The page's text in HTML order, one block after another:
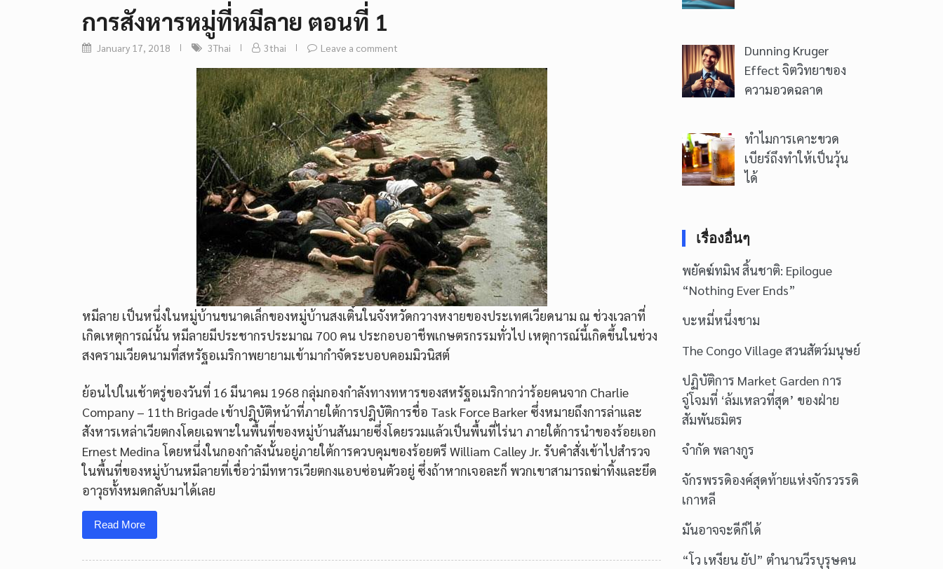
การสังหารหมู่ที่หมีลาย ตอนที่ 1
January 17, 2018 3Thai 3thai Leave a comment
หมีลาย เป็นหนึ่งในหมู่บ้านขนาดเล็กของหมู่บ้านสงเติ๋นในจังหวัดกวางหงายของประเทศเวียดนาม ณ ช่วงเวลาที่
เกิดเหตุการณ์นั้น หมีลายมีประชากรประมาณ 700 คน ประกอบอาชีพเกษตรกรรมทั่วไป เหตุการณ์นี้เกิดขึ้นในช่วง
สงครามเวียดนามที่สหรัฐอเมริกาพยายามเข้ามากำจัดระบอบคอมมิวนิสต์
ย้อนไปในเช้าตรู่ของวันที่ 16 มีนาคม 1968 กลุ่มกองกำลังทางทหารของสหรัฐอเมริกากว่าร้อยคนจาก Charlie
Company – 11th Brigade เข้าปฎิบัติหน้าที่ภายใต้การปฎิบัติการชื่อ Task Force Barker ซึ่งหมายถึงการล่าและ
สังหารเหล่าเวียตกงโดยเฉพาะในพื้นที่ของหมู่บ้านสันมายซึ่งโดยรวมแล้วเป็นพื้นที่ไร่นา ภายใต้การนำของร้อยเอก
Ernest Medina โดยหนึ่งในกองกำลังนั้นอยู่ภายใต้การควบคุมของร้อยตรี William Calley Jr. รับคำสั่งเข้าไปสำรวจ
ในพื้นที่ของหมู่บ้านหมีลายที่เชื่อว่ามีทหารเวียตกงแอบซ่อนตัวอยู่ ซึ่งถ้าหากเจอละก็ พวกเขาสามารถฆ่าทิ้งและยึด
อาวุธทั้งหมดกลับมาได้เลย
Read More
Dunning Kruger
Effect จิตวิทยาของ
ความอวดฉลาด
ทำไมการเคาะขวด
เบียร์ถึงทำให้เป็นวุ้น
ได้
เรื่องอื่นๆ
พยัคฆ์ทมิฬ สิ้นชาติ: Epilogue
“Nothing Ever Ends”
บะหมี่หนึ่งชาม
The Congo Village สวนสัตว์มนุษย์
ปฏิบัติการ Market Garden การ
จู่โจมที่ ‘ล้มเหลวที่สุด’ ของฝ่าย
สัมพันธมิตร
จำกัด พลางกูร
จักรพรรดิองค์สุดท้ายแห่งจักรวรรดิ
เกาหลี
มันอาจจะดีก็ได้
“โว เหงียน ยัป” ตำนานวีรบุรุษคน